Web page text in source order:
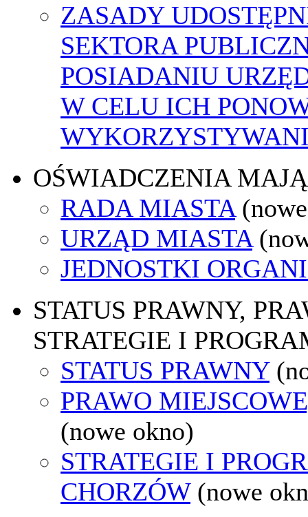
ZASADY
SEKTORA
POSIADANIU
W CELU ICH
OŚWIADCZENIA
RADA MIASTA
URZĄD MIASTA
JEDNOSTKI
STATUS PRAWNY,
STRATEGIE I
STATUS PRAWNY
PRAWO
(nowe okno)
STRATEGIE I
CHORZÓW (nowe